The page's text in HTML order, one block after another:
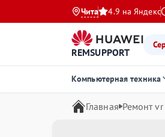
Чита 4.9 на Яндекс
REMSUPPORT
Компьютерная техника
Главная Ремонт vr